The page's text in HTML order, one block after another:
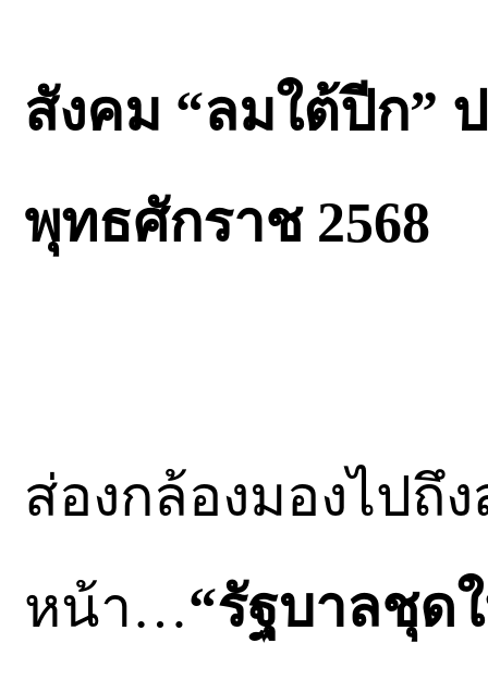
สังคม “ลมใต้ปีก”
พุทธศักราช 2568
ส่องกล้องมองไปถึ
หน้า…“รัฐบาลชุด